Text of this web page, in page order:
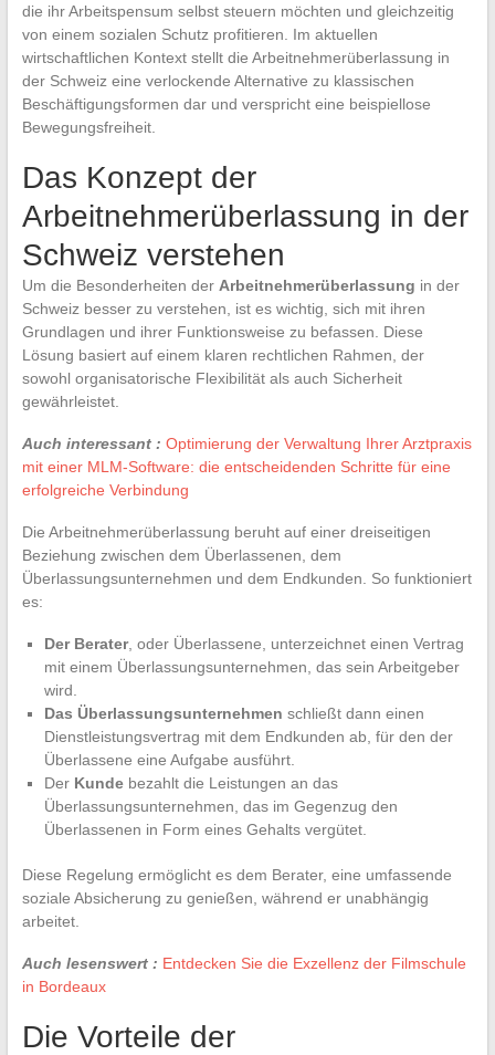
die ihr Arbeitspensum selbst steuern möchten und gleichzeitig
von einem sozialen Schutz profitieren. Im aktuellen
wirtschaftlichen Kontext stellt die Arbeitnehmerüberlassung in
der Schweiz eine verlockende Alternative zu klassischen
Beschäftigungsformen dar und verspricht eine beispiellose
Bewegungsfreiheit.
Das Konzept der
Arbeitnehmerüberlassung in der
Schweiz verstehen
Um die Besonderheiten der Arbeitnehmerüberlassung in der
Schweiz besser zu verstehen, ist es wichtig, sich mit ihren
Grundlagen und ihrer Funktionsweise zu befassen. Diese
Lösung basiert auf einem klaren rechtlichen Rahmen, der
sowohl organisatorische Flexibilität als auch Sicherheit
gewährleistet.
Auch interessant : Optimierung der Verwaltung Ihrer Arztpraxis
mit einer MLM-Software: die entscheidenden Schritte für eine
erfolgreiche Verbindung
Die Arbeitnehmerüberlassung beruht auf einer dreiseitigen
Beziehung zwischen dem Überlassenen, dem
Überlassungsunternehmen und dem Endkunden. So funktioniert
es:
Der Berater, oder Überlassene, unterzeichnet einen Vertrag
mit einem Überlassungsunternehmen, das sein Arbeitgeber
wird.
Das Überlassungsunternehmen schließt dann einen
Dienstleistungsvertrag mit dem Endkunden ab, für den der
Überlassene eine Aufgabe ausführt.
Der Kundebezahlt die Leistungen an das
Überlassungsunternehmen, das im Gegenzug den
Überlassenen in Form eines Gehalts vergütet.
Diese Regelung ermöglicht es dem Berater, eine umfassende
soziale Absicherung zu genießen, während er unabhängig
arbeitet.
Auch lesenswert : Entdecken Sie die Exzellenz der Filmschule
in Bordeaux
Die Vorteile der